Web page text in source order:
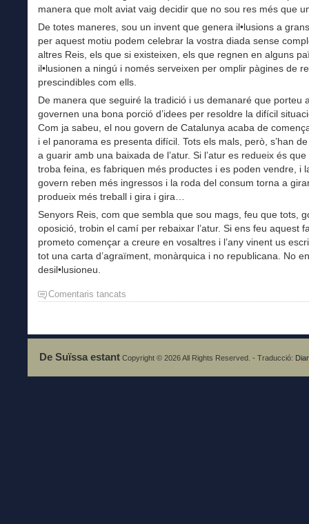
manera que molt aviat vaig decidir que no sou res més que
De totes maneres, sou un invent que genera il•lusions a
per aquest motiu podem celebrar la vostra diada sense
altres Reis, els que si existeixen, els que regnen en alguns
il•lusionen a ningú i només serveixen per omplir pàgines de
prescindibles com ells.
De manera que seguiré la tradició i us demanaré que porteu
governen una bona porció d’idees per resoldre la difícil
Com ja sabeu, el nou govern de Catalunya acaba de
i el panorama es presenta difícil. Tots els mals, però, s’han
a guarir amb una baixada de l’atur. Si l’atur es redueix és
troba feina, es fabriquen més productes i es poden vendre, i
govern reben més ingressos i la roda del consum torna a
produeix més treball i gira i gira…
Senyors Reis, com que sembla que sou mags, feu que tots,
oposició, trobin el camí per rebaixar l’atur. Si ens feu aquest
prometo començar a creure en vosaltres i l’any vinent us
tot una carta d’agraïment, monàrquica i no republicana. No
desil•lusioneu.
Comentaris tancats
als
De Suïssa estant Copyright © 2026 All Rights Reserved. - Traducció: